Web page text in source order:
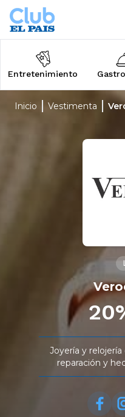
Entretenimiento
Inicio Vestimenta
Joyería y
reparación y